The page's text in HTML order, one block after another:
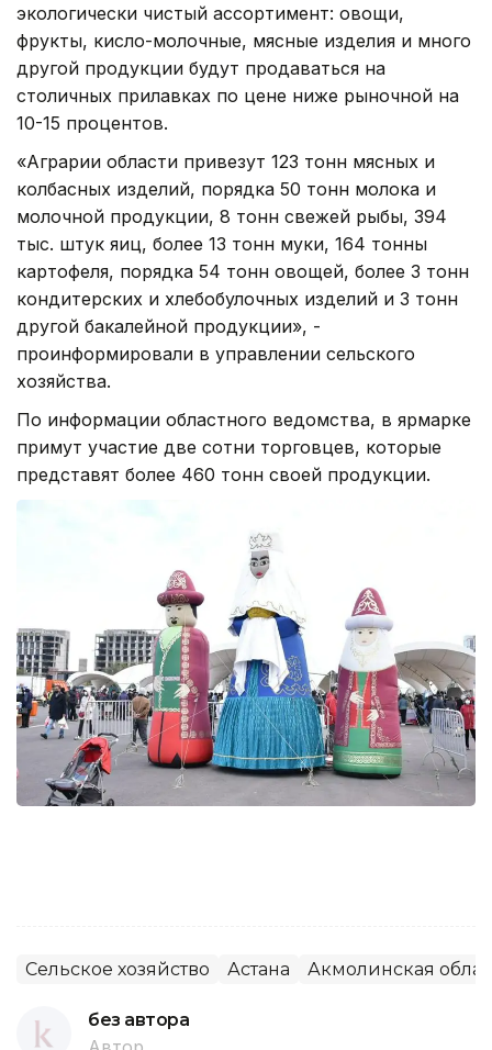
экологически чистый ассортимент: овощи,
фрукты, кисло-молочные, мясные изделия и много
другой продукции будут продаваться на
столичных прилавках по цене ниже рыночной на
10-15 процентов.
«Аграрии области привезут 123 тонн мясных и
колбасных изделий, порядка 50 тонн молока и
молочной продукции, 8 тонн свежей рыбы, 394
тыс. штук яиц, более 13 тонн муки, 164 тонны
картофеля, порядка 54 тонн овощей, более 3 тонн
кондитерских и хлебобулочных изделий и 3 тонн
другой бакалейной продукции», -
проинформировали в управлении сельского
хозяйства.
По информации областного ведомства, в ярмарке
примут участие две сотни торговцев, которые
представят более 460 тонн своей продукции.
Сельское хозяйство Астана Акмолинская
без автора